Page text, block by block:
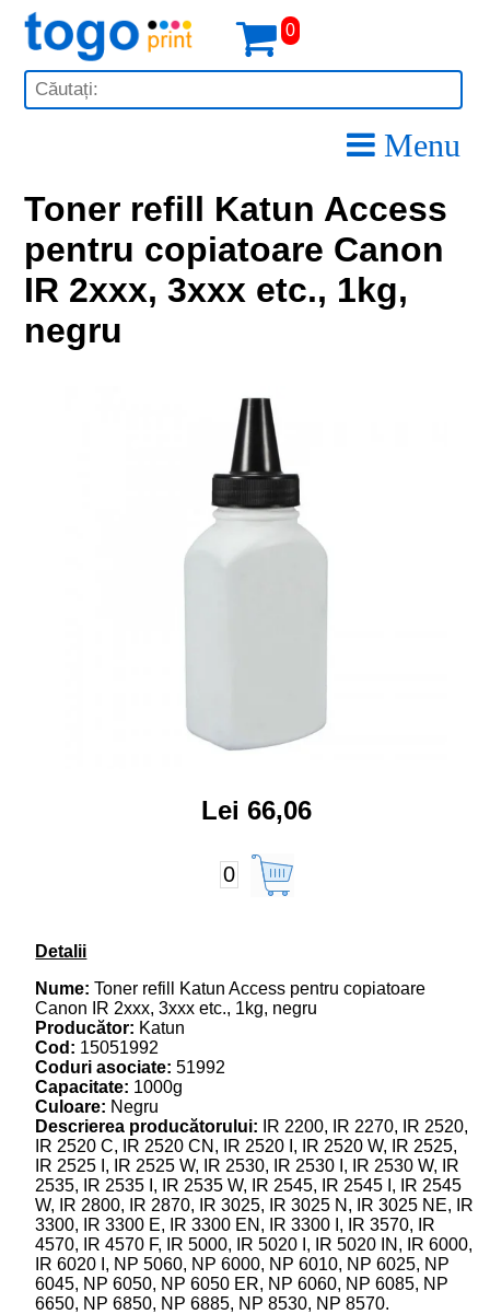
0
Menu
Toner refill Katun Access
pentru copiatoare Canon
IR 2xxx, 3xxx etc., 1kg,
negru
Lei 66,06
0
Detalii
Nume: Toner refill Katun Access pentru copiatoare
Canon IR 2xxx, 3xxx etc., 1kg, negru
Producător: Katun
Cod: 15051992
Coduri asociate: 51992
Capacitate: 1000g
Culoare: Negru
Descrierea producătorului: IR 2200, IR 2270, IR 2520,
IR 2520 C, IR 2520 CN, IR 2520 I, IR 2520 W, IR 2525,
IR 2525 I, IR 2525 W, IR 2530, IR 2530 I, IR 2530 W, IR
2535, IR 2535 I, IR 2535 W, IR 2545, IR 2545 I, IR 2545
W, IR 2800, IR 2870, IR 3025, IR 3025 N, IR 3025 NE, IR
3300, IR 3300 E, IR 3300 EN, IR 3300 I, IR 3570, IR
4570, IR 4570 F, IR 5000, IR 5020 I, IR 5020 IN, IR 6000,
IR 6020 I, NP 5060, NP 6000, NP 6010, NP 6025, NP
6045, NP 6050, NP 6050 ER, NP 6060, NP 6085, NP
6650, NP 6850, NP 6885, NP 8530, NP 8570.